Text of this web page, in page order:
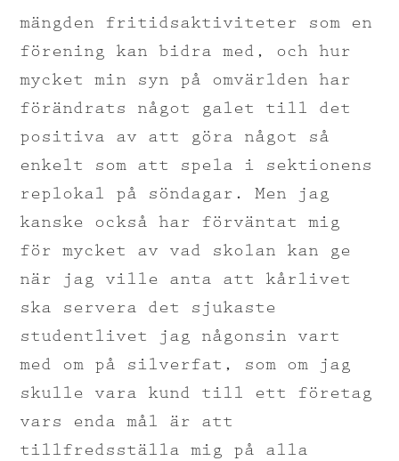
mängden fritidsaktiviteter som en
förening kan bidra med, och hur
mycket min syn på omvärlden har
förändrats något galet till det
positiva av att göra något så
enkelt som att spela i sektionens
replokal på söndagar. Men jag
kanske också har förväntat mig
för mycket av vad skolan kan ge
när jag ville anta att kårlivet
ska servera det sjukaste
studentlivet jag någonsin vart
med om på silverfat, som om jag
skulle vara kund till ett företag
vars enda mål är att
tillfredsställa mig på alla